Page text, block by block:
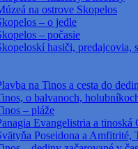
na ostrove Skopelos
– o jedle
– počasie
hasiči, predajcovia,
na Tinos a cesta do
o balvanoch,
– pláže
Evangelistria a tinoská
Poseidona a Amfitrité,